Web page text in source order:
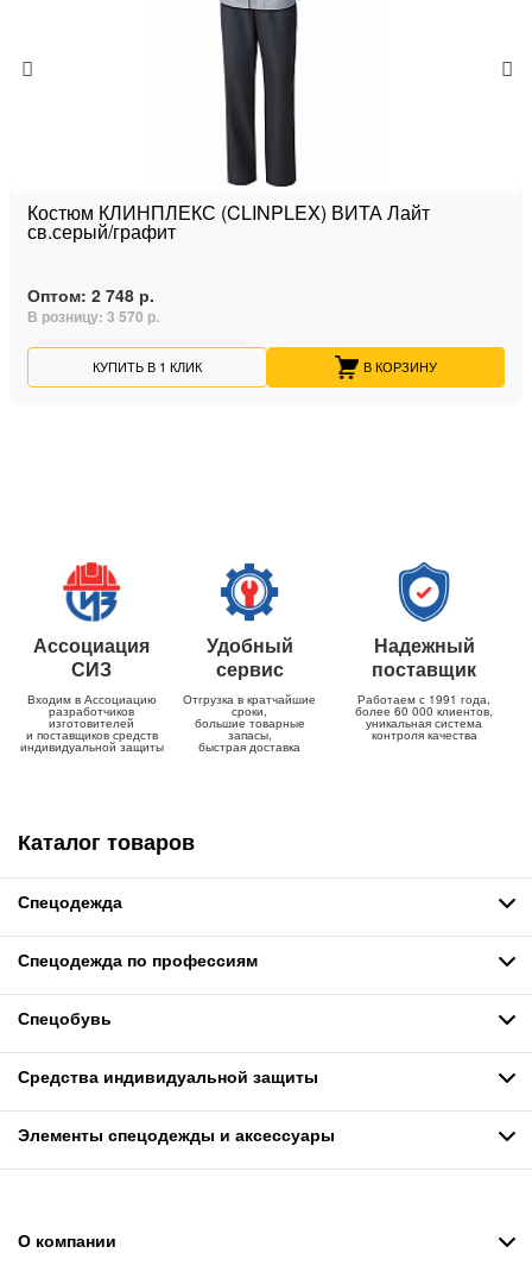
Костюм КЛИНПЛЕКС (CLINPLEX) ВИТА Лайт
св.серый/графит
Оптом: 2 748 р.
В розницу: 3 570 р.
КУПИТЬ В 1 КЛИК В КОРЗИНУ
Ассоциация
СИЗ
Входим в Ассоциацию
разработчиков
изготовителей
и поставщиков средств
индивидуальной защиты
Удобный
сервис
Отгрузка в кратчайшие
сроки,
большие товарные
запасы,
быстрая доставка
Надежный
поставщик
Работаем с 1991 года,
более 60 000 клиентов,
уникальная система
контроля качества
Каталог товаров
Спецодежда
Спецодежда по профессиям
Спецобувь
Средства индивидуальной защиты
Элементы спецодежды и аксессуары
О компании